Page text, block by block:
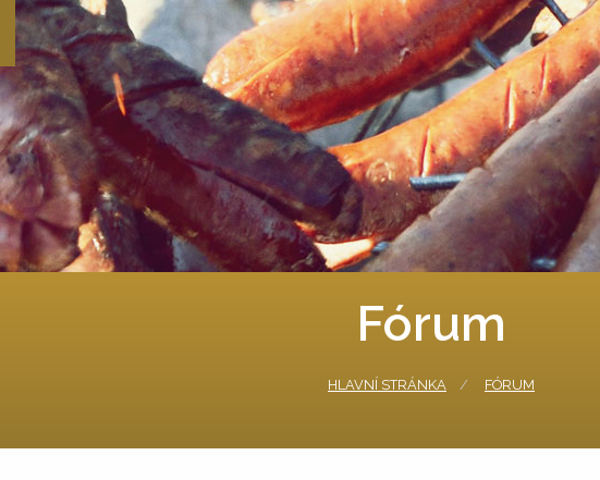
Fórum
HLAVNÍ STRÁNKA FÓRUM